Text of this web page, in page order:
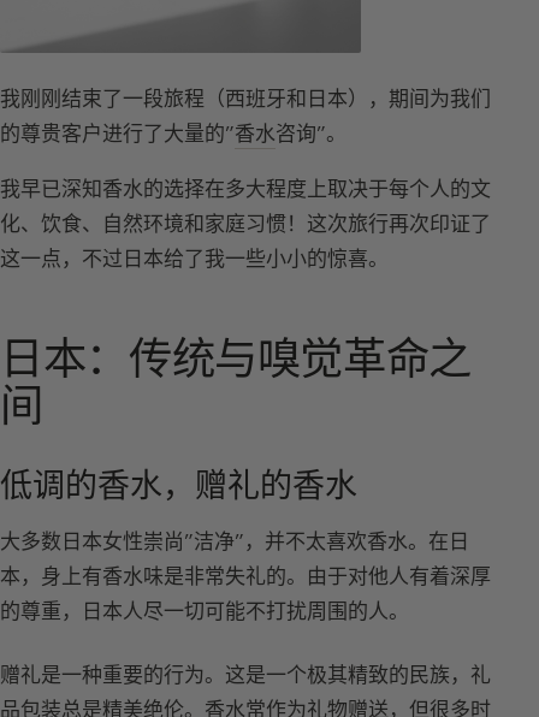
我刚刚结束了一段旅程（西班牙和日本），期间为我们
的尊贵客户进行了大量的”香水咨询”。
我早已深知香水的选择在多大程度上取决于每个人的文
化、饮食、自然环境和家庭习惯！这次旅行再次印证了
这一点，不过日本给了我一些小小的惊喜。
日本：传统与嗅觉革命之
间
低调的香水，赠礼的香水
大多数日本女性崇尚”洁净”，并不太喜欢香水。在日
本，身上有香水味是非常失礼的。由于对他人有着深厚
的尊重，日本人尽一切可能不打扰周围的人。
赠礼是一种重要的行为。这是一个极其精致的民族，礼
品包装总是精美绝伦。香水常作为礼物赠送，但很多时